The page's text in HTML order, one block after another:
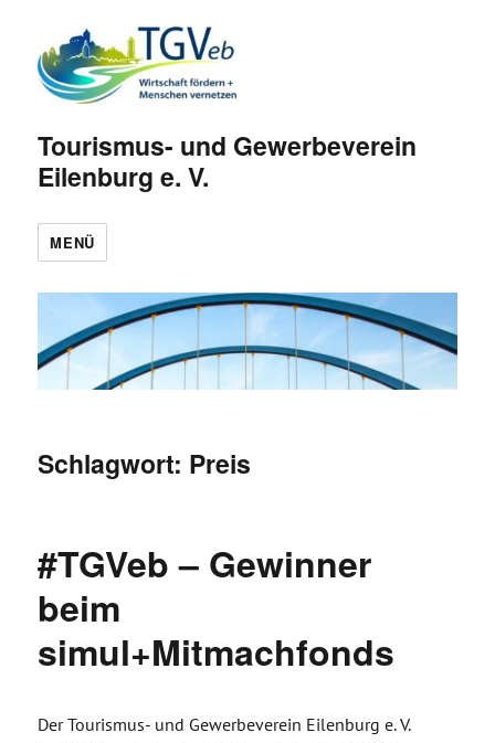
Tourismus- und Gewerbeverein
Eilenburg e. V.
MENÜ
Schlagwort: Preis
#TGVeb – Gewinner
beim
simul+Mitmachfonds
Der Tourismus- und Gewerbeverein Eilenburg e. V.